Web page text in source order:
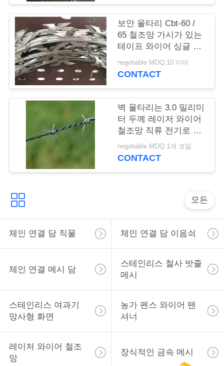
연
시
용
문
요
구
하
세
요
사
보안 울타리 Cbt-60 /
65 철조망 가시가 있는
테이프 와이어 싱글 코
일 지름 700 밀리미터
negotiable MOQ:10 미터
CONTACT
벽 울타리는 3.0 밀리미
터 두께 레이저 와이어
철조망 직류 전기로 자
극된 / 알루미늄에 미늘
을 달았습니다
negotiable MOQ:1개 코일
CONTACT
모든
체인 연결 담 직물 체인 연결 담 이음쇠
체인 연결 메시 담
스테인리스 철사 밧줄
메시
스테인리스 여과기
망사형 화면
농가 펜스 와이어 텐
셔너
레이저 와이어 철조
망
장식적인 금속 메시